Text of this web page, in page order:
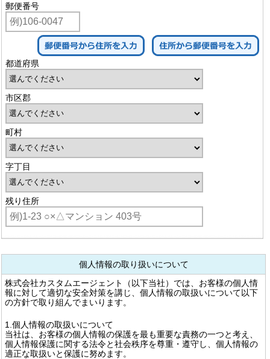
郵便番号
都道府県
市区郡
町村
字丁目
残り住所
個人情報の取り扱いについて
株式会社カスタムエージェント（以下当社）では、お客様の個人情
報に対して適切な安全対策を講じ、個人情報の取扱いについて以下
の方針で取り組んでまいります。
1.個人情報の取扱いについて
当社は、お客様の個人情報の保護を最も重要な責務の一つと考え、
個人情報保護に関する法令と社会秩序を尊重・遵守し、個人情報の
適正な取扱いと保護に努めます。